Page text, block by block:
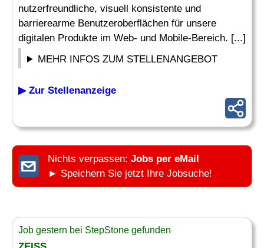
nutzerfreundliche, visuell konsistente und
barrierearme Benutzeroberflächen für unsere
digitalen Produkte im Web- und Mobile-Bereich. [...]
MEHR INFOS ZUM STELLENANGEBOT
▶ Zur Stellenanzeige
Nichts verpassen: Jobs per eMail
► Speichern Sie jetzt Ihre Jobsuche!
Job gestern bei StepStone gefunden